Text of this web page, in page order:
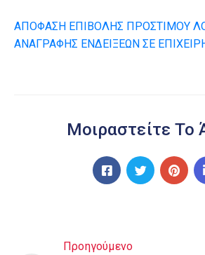
ΑΠΟΦΑΣΗ ΕΠΙΒΟΛΗΣ ΠΡΟΣΤΙΜΟΥ
ΑΝΑΓΡΑΦΗΣ ΕΝΔΕΙΞΕΩΝ ΣΕ
Μοιραστείτε Το
Προηγούμενο